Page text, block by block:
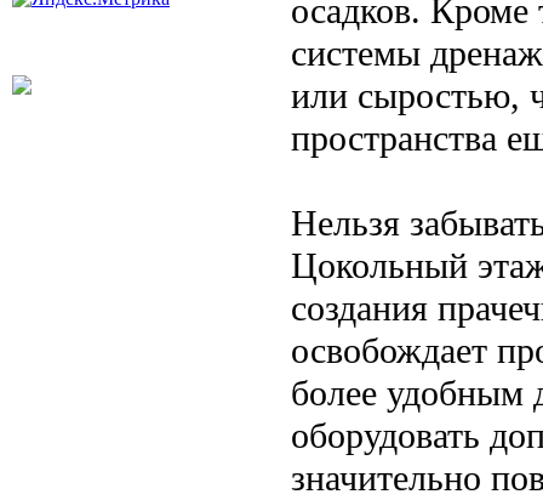
осадков. Кроме
системы
или сыростью,
пространства
Нельзя
Цокольный
создания
освобождает
более удобным
оборудовать
значительно